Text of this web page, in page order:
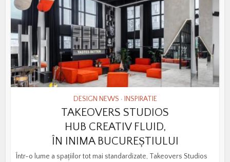
DESIGN NEWS • INSPIRATIE
TAKEOVERS STUDIOS
HUB CREATIV FLUID,
ÎN INIMA BUCUREȘTIULUI
Într-o lume a spațiilor tot mai standardizate, Takeovers Studios